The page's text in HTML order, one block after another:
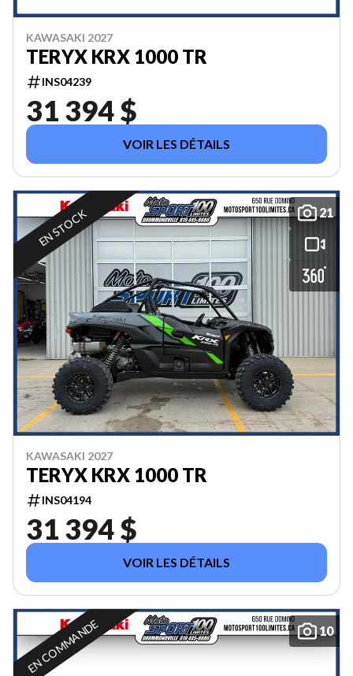
KAWASAKI 2027
TERYX KRX 1000 TR
INS04239
31 394 $
VOIR LES DÉTAILS
21
EN STOCK
KAWASAKI 2027
TERYX KRX 1000 TR
INS04194
31 394 $
VOIR LES DÉTAILS
10
EN COMMANDE